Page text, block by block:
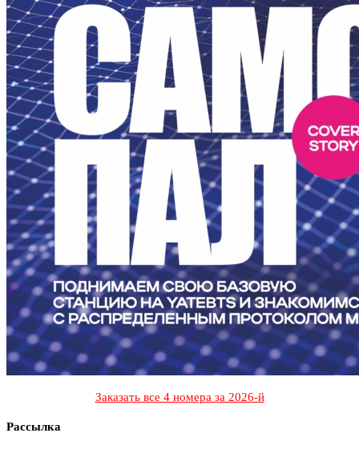
Заказать все 4 номера за 2026-й
Рассылка